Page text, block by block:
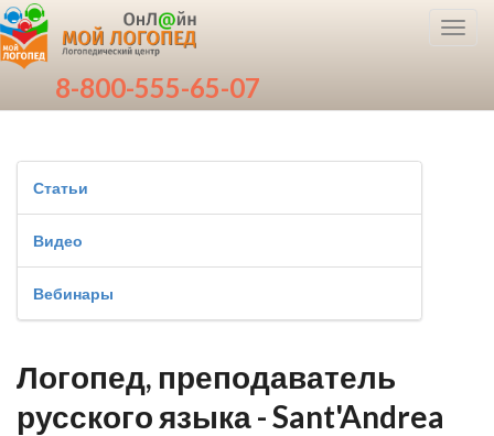
8-800-555-65-07
Статьи
Видео
Вебинары
Логопед, преподаватель
русского языка - Sant'Andrea